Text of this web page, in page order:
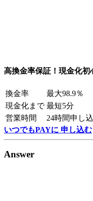
高換金率保証！現金化
換金率
最大98.9％
現金化まで 最短5分
営業時間
24時間申し
いつでもPAYに 申し込む
Answer